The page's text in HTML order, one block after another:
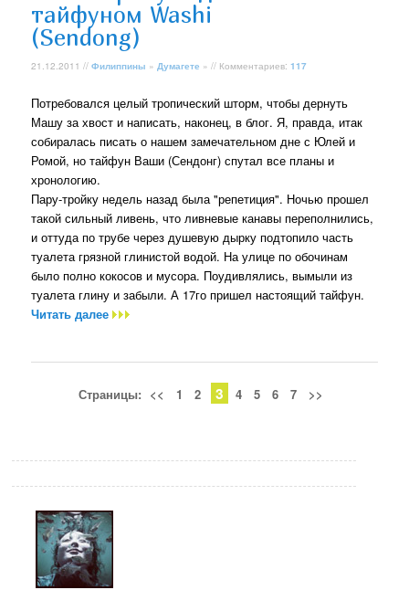
тайфуном Washi
(Sendong)
21.12.2011 //Филиппины » Думагете » // Комментариев:117
Потребовался целый тропический шторм, чтобы дернуть
Машу за хвост и написать, наконец, в блог. Я, правда, итак
собиралась писать о нашем замечательном дне с Юлей и
Ромой, но тайфун Ваши (Сендонг) спутал все планы и
хронологию.
Пару-тройку недель назад была "репетиция". Ночью прошел
такой сильный ливень, что ливневые канавы переполнились,
и оттуда по трубе через душевую дырку подтопило часть
туалета грязной глинистой водой. На улице по обочинам
было полно кокосов и мусора. Поудивлялись, вымыли из
туалета глину и забыли. А 17го пришел настоящий тайфун.
Читать далее
Страницы: << 1 2 3 4 5 6 7 >>